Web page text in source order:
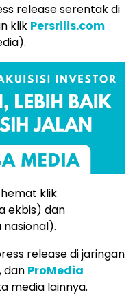
release serentak di
klik Persrilis.com
klik
ekbis) dan
nasional).
release di jaringan
dan ProMedia
media lainnya.